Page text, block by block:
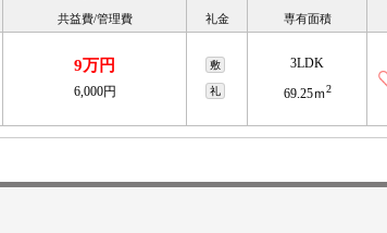
共益費/管理費
礼金
専有面積
9万円
6,000円
敷
礼
3LDK
69.25ｍ2